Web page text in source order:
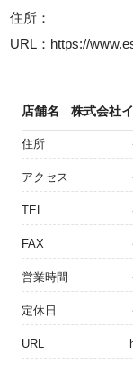
住所：
URL：https://
店舗名 株式会社
住所
アクセス
TEL
FAX
営業時間
定休日
URL